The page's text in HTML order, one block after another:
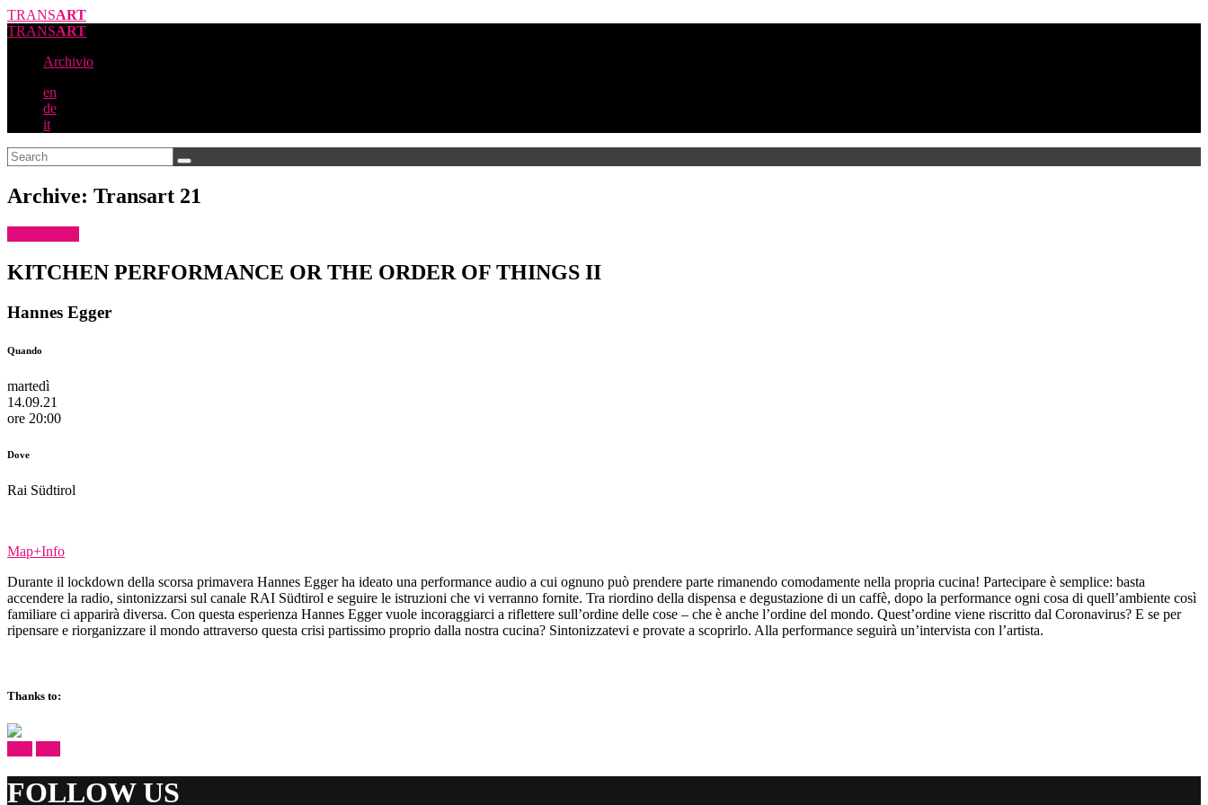
TRANSART
TRANSART
Archivio
en
de
it
Archive: Transart 21
KITCHEN PERFORMANCE OR THE ORDER OF THINGS II
Hannes Egger
Quando
martedì
14.09.21
ore 20:00
Dove
Rai Südtirol
Map+Info
Durante il lockdown della scorsa primavera Hannes Egger ha ideato una performance audio a cui ognuno può prendere parte rimanendo comodamente nella propria cucina! Partecipare è semplice: basta
accendere la radio, sintonizzarsi sul canale RAI Südtirol e seguire le istruzioni che vi verranno fornite. Tra riordino della dispensa e degustazione di un caffè, dopo la performance ogni cosa di quell’ambiente così
familiare ci apparirà diversa. Con questa esperienza Hannes Egger vuole incoraggiarci a riflettere sull’ordine delle cose – che è anche l’ordine del mondo. Quest’ordine viene riscritto dal Coronavirus? E se per
ripensare e riorganizzare il mondo attraverso questa crisi partissimo proprio dalla nostra cucina? Sintonizzatevi e provate a scoprirlo. Alla performance seguirà un’intervista con l’artista.
Thanks to:
FOLLOW US